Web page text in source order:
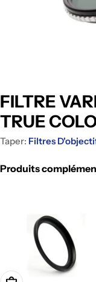
FILTRE
TRUE
Taper: Filtres
Produits